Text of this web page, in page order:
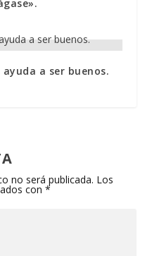
a ser buenos.
no será publicada. Los
con*